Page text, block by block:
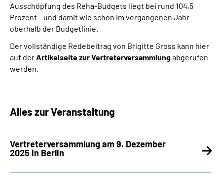
Ausschöpfung des Reha-Budgets liegt bei rund 104,5
Prozent – und damit wie schon im vergangenen Jahr
oberhalb der Budgetlinie.
Der vollständige Redebeitrag von Brigitte Gross kann hier
auf derArtikelseite zur Vertreterversammlungabgerufen
werden.
Alles zur Veranstaltung
Vertreterversammlung am 9. Dezember
2025 in Berlin